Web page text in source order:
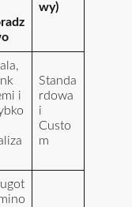
wy)
i
Standa
rdowa
i
Custo
m